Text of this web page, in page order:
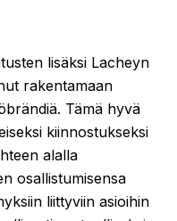
lisäksi Lacheyn
rakentamaan
Tämä hyvä
kiinnostukseksi
alalla
osallistumisensa
liittyviin asioihin